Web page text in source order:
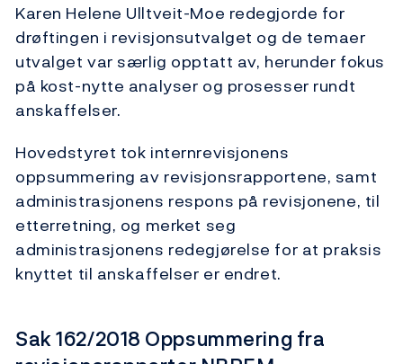
Karen Helene Ulltveit-Moe redegjorde for
drøftingen i revisjonsutvalget og de temaer
utvalget var særlig opptatt av, herunder fokus
på kost-nytte analyser og prosesser rundt
anskaffelser.
Hovedstyret tok internrevisjonens
oppsummering av revisjonsrapportene, samt
administrasjonens respons på revisjonene, til
etterretning, og merket seg
administrasjonens redegjørelse for at praksis
knyttet til anskaffelser er endret.
Sak 162/2018 Oppsummering fra